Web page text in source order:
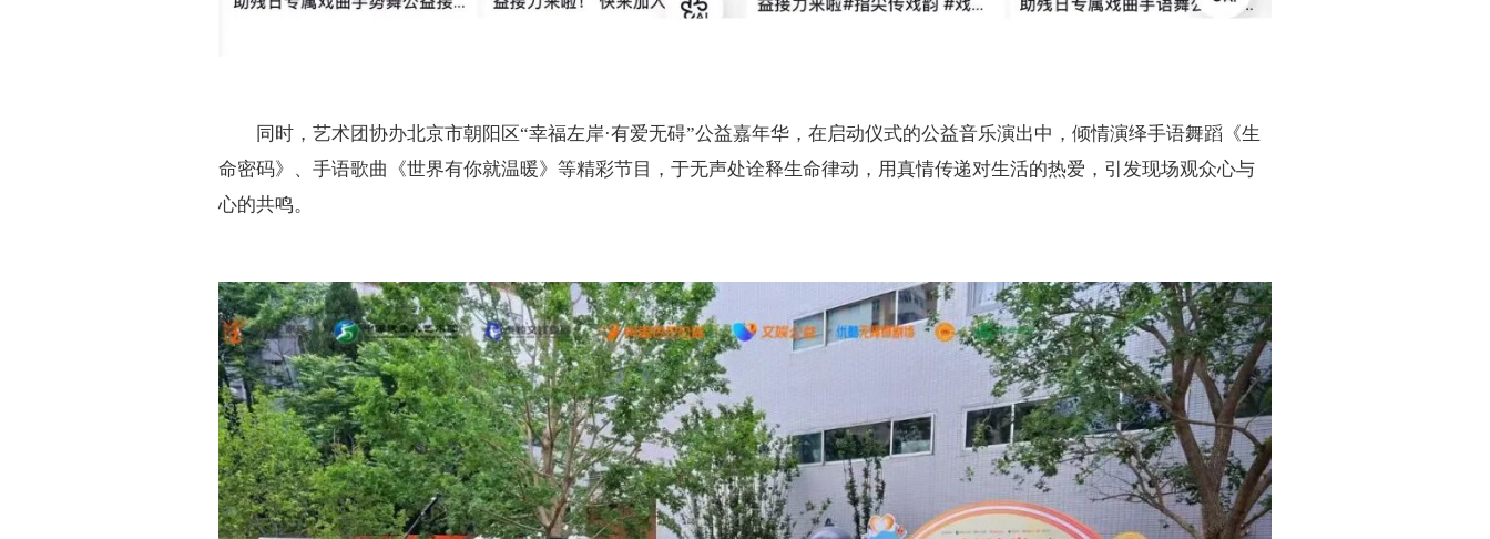
同时，艺术团协办北京市朝阳区“幸福左岸·有爱无碍”公益嘉年华，在启动仪式的公益音乐演出中，倾情演绎手语舞蹈《生
命密码》、手语歌曲《世界有你就温暖》等精彩节目，于无声处诠释生命律动，用真情传递对生活的热爱，引发现场观众心与
心的共鸣。